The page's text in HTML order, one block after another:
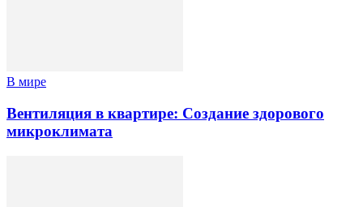
В мире
Вентиляция в квартире: Создание здорового
микроклимата